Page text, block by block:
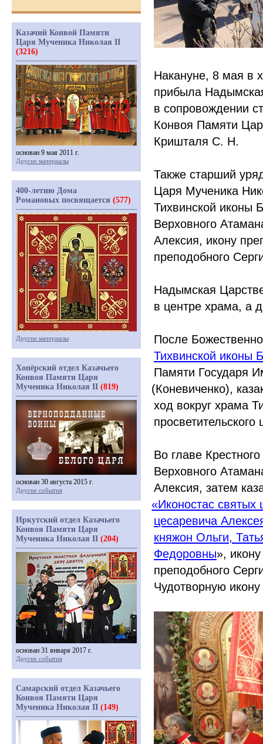
Накануне, 8 мая в
прибыла
в сопровождении
Конвоя Памяти
Кришталя С. Н.
Также старший
Царя Мученика
Тихвинской иконы
Верховного
Алексия, икону
преподобного
Надымская
в центре храма, а
После
Тихвинской иконы
Памяти Государя
(Коневиченко),
ход вокруг храма
просветительского
Во главе
Верховного
Алексия, затем
«Иконостас святых
цесаревича
княжон Ольги,
Федоровны»,
преподобного
Чудотворную
Казачий Конвой Памяти
Царя Мученика Николая II
(3216)
основан 9 мая 2011 г.
Другие материалы
400-летию Дома
Романовых посвящается (577)
Другие материалы
Хопёрский отдел Казачьего
Конвоя Памяти Царя
Мученика Николая II (819)
основан 30 августа 2015 г.
Другие события
Иркутский отдел Казачьего
Конвоя Памяти Царя
Мученика Николая II (204)
основан 31 января 2017 г.
Другие события
Самарский отдел Казачьего
Конвоя Памяти Царя
Мученика Николая II (149)